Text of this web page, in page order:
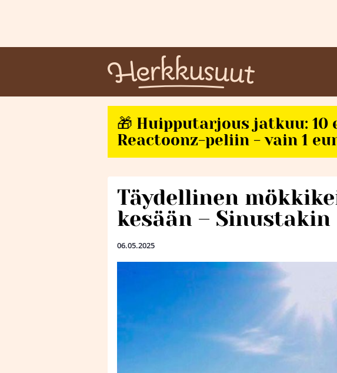
🎁 Huipputarjous jatkuu:
Reactoonz-peliin - vain 1
Täydellinen
kesään –
06.05.2025